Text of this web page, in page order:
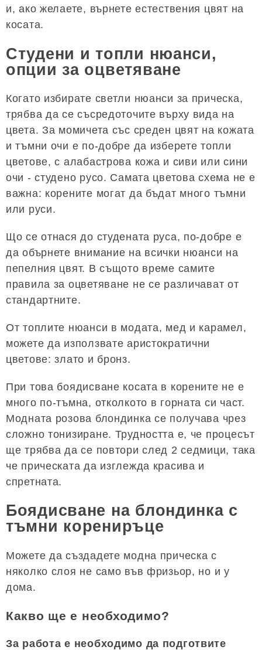
и, ако желаете, върнете естествения цвят на
косата.
Студени и топли нюанси,
опции за оцветяване
Когато избирате светли нюанси за прическа,
трябва да се съсредоточите върху вида на
цвета. За момичета със среден цвят на кожата
и тъмни очи е по-добре да изберете топли
цветове, с алабастрова кожа и сиви или сини
очи - студено русо. Самата цветова схема не е
важна: корените могат да бъдат много тъмни
или руси.
Що се отнася до студената руса, по-добре е
да обърнете внимание на всички нюанси на
пепелния цвят. В същото време самите
правила за оцветяване не се различават от
стандартните.
От топлите нюанси в модата, мед и карамел,
можете да използвате аристократични
цветове: злато и бронз.
При това боядисване косата в корените не е
много по-тъмна, отколкото в горната си част.
Модната розова блондинка се получава чрез
сложно тонизиране. Трудността е, че процесът
ще трябва да се повтори след 2 седмици, така
че прическата да изглежда красива и
спретната.
Боядисване на блондинка с
тъмни корениръце
Можете да създадете модна прическа с
няколко слоя не само във фризьор, но и у
дома.
Какво ще е необходимо?
За работа е необходимо да подготвите